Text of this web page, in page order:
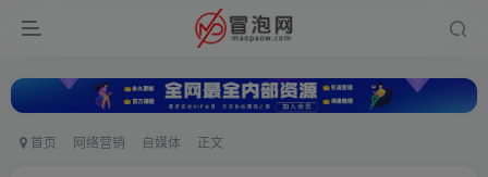
首页 网络营销 自媒体 正文